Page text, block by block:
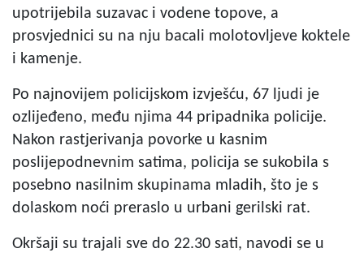
upotrijebila suzavac i vodene topove, a
prosvjednici su na nju bacali molotovljeve koktele
i kamenje.
Po najnovijem policijskom izvješću, 67 ljudi je
ozlijeđeno, među njima 44 pripadnika policije.
Nakon rastjerivanja povorke u kasnim
poslijepodnevnim satima, policija se sukobila s
posebno nasilnim skupinama mladih, što je s
dolaskom noći preraslo u urbani gerilski rat.
Okršaji su trajali sve do 22.30 sati, navodi se u